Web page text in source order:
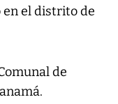
en el distrito de
de